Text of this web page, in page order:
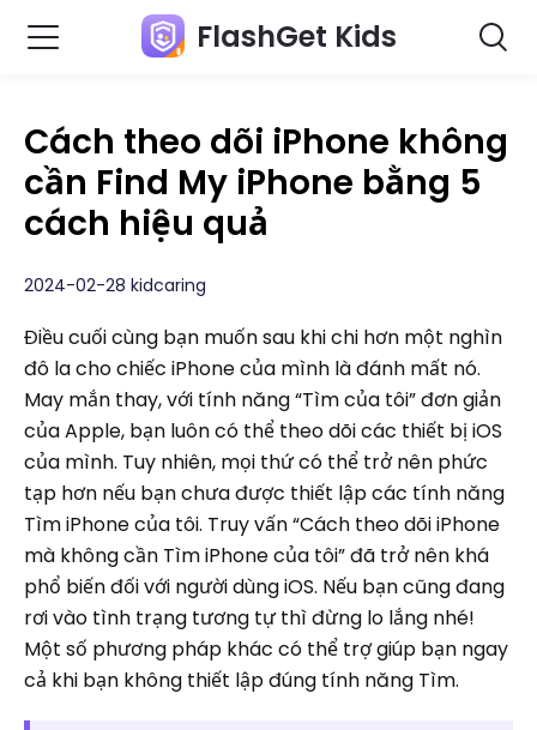
FlashGet Kids
Cách theo dõi iPhone không
cần Find My iPhone bằng 5
cách hiệu quả
2024-02-28 kidcaring
Điều cuối cùng bạn muốn sau khi chi hơn một nghìn
đô la cho chiếc iPhone của mình là đánh mất nó.
May mắn thay, với tính năng “Tìm của tôi” đơn giản
của Apple, bạn luôn có thể theo dõi các thiết bị iOS
của mình. Tuy nhiên, mọi thứ có thể trở nên phức
tạp hơn nếu bạn chưa được thiết lập các tính năng
Tìm iPhone của tôi. Truy vấn “Cách theo dõi iPhone
mà không cần Tìm iPhone của tôi” đã trở nên khá
phổ biến đối với người dùng iOS. Nếu bạn cũng đang
rơi vào tình trạng tương tự thì đừng lo lắng nhé!
Một số phương pháp khác có thể trợ giúp bạn ngay
cả khi bạn không thiết lập đúng tính năng Tìm.